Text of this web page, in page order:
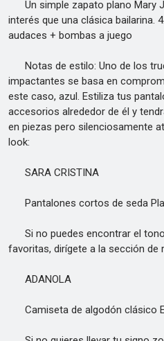
Un simple zapato plano Mary
interés que una clásica bailarina.
audaces + bombas a juego
Notas de estilo: Uno de los
impactantes se basa en
este caso, azul. Estiliza tus
accesorios alrededor de él y
en piezas pero silenciosamente
look:
SARA CRISTINA
Pantalones cortos de seda
Si no puedes encontrar el
favoritas, dirígete a la sección de
ADANOLA
Camiseta de algodón clásico